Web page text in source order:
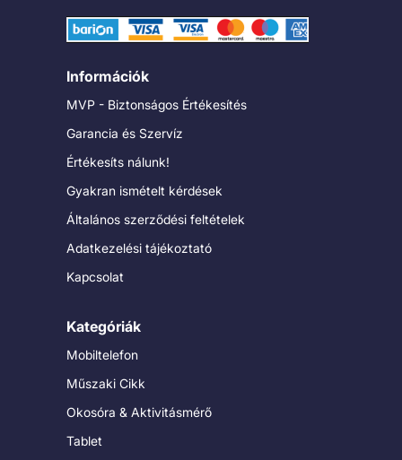
Információk
MVP - Biztonságos Értékesítés
Garancia és Szervíz
Értékesíts nálunk!
Gyakran ismételt kérdések
Általános szerződési feltételek
Adatkezelési tájékoztató
Kapcsolat
Kategóriák
Mobiltelefon
Műszaki Cikk
Okosóra & Aktivitásmérő
Tablet